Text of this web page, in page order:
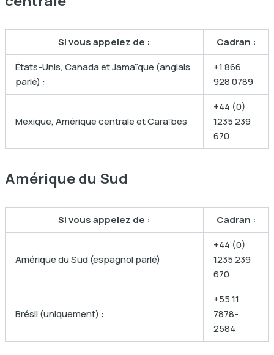
Si vous appelez de :
Cadran :
États-Unis, Canada et Jamaïque (anglais
parlé) :
+1 866
928 0789
Mexique, Amérique centrale et Caraïbes
+44 (0)
1235 239
670
Amérique du Sud
Si vous appelez de : Cadran :
Amérique du Sud (espagnol parlé)
+44 (0)
1235 239
670
Brésil (uniquement) :
+55 11
7878-
2584